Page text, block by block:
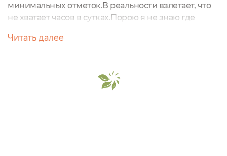
минимальных отметок.В реальности взлетает, что
не хватает часов в сутках.Порою я не знаю где
написание отзывов. Но не могу не рассказать про
это крем для умывания "Yogurt clean sage".Как
принято, начну с внешнего вида средства....
Читать далее